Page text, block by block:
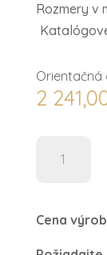
Rozmery v
Orientačná
2
Vitrína
Cena